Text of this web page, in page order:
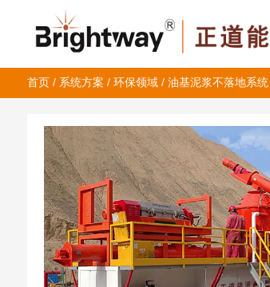
首页/ 系统方案 / 环保领域/ 油基泥浆不落地系统